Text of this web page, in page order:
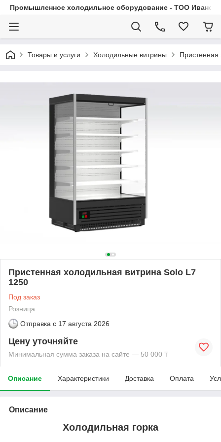
Промышленное холодильное оборудование - ТОО
Товары и услуги Холодильные витрины Пристенная
Пристенная холодильная витрина Solo L7
1250
Под заказ
Розница
Отправка с 17 августа 2026
Цену уточняйте
Минимальная сумма заказа на сайте — 50 000 ₸
Описание Характеристики Доставка Оплата
Описание
Холодильная горка